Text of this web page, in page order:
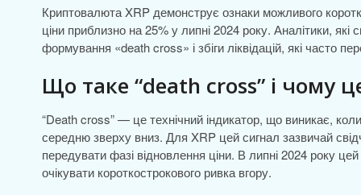
Криптовалюта XRP демонструє ознаки можливого
ціни приблизно на 25% у липні 2024 року. Аналітики,
формування «death cross» і збіги ліквідацій, які часто
Що таке “death cross” і чому
“Death cross” — це технічний індикатор, що виникає,
середню зверху вниз. Для XRP цей сигнал зазвичай
передувати фазі відновлення ціни. В липні 2024 року
очікувати короткострокового ривка вгору.